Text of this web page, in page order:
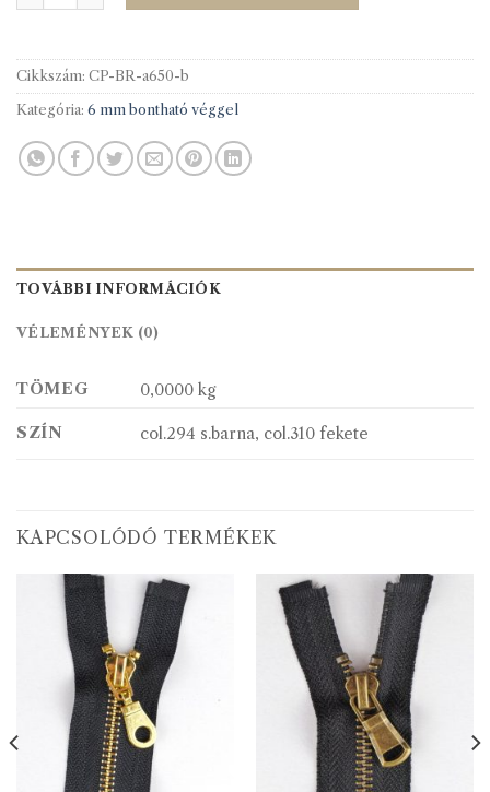
Cikkszám: CP-BR-a650-b
Kategória: 6 mm bontható véggel
TOVÁBBI INFORMÁCIÓK
VÉLEMÉNYEK (0)
TÖMEG 0,0000 kg
SZÍN col.294 s.barna, col.310 fekete
KAPCSOLÓDÓ TERMÉKEK